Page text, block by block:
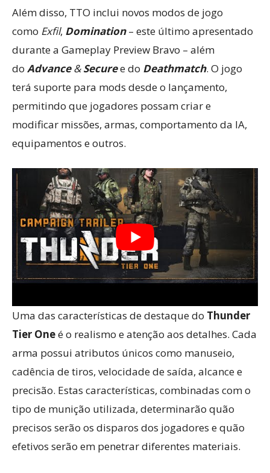
Além disso, TTO inclui novos modos de jogo
como Exfil, Domination– este último apresentado
durante a Gameplay Preview Bravo – além
do Advance&Securee do Deathmatch. O jogo
terá suporte para mods desde o lançamento,
permitindo que jogadores possam criar e
modificar missões, armas, comportamento da IA,
equipamentos e outros.
Uma das características de destaque do Thunder
Tier Oneé o realismo e atenção aos detalhes. Cada
arma possui atributos únicos como manuseio,
cadência de tiros, velocidade de saída, alcance e
precisão. Estas características, combinadas com o
tipo de munição utilizada, determinarão quão
precisos serão os disparos dos jogadores e quão
efetivos serão em penetrar diferentes materiais.